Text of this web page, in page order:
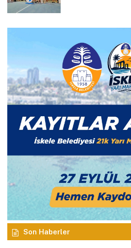
Son Haberler